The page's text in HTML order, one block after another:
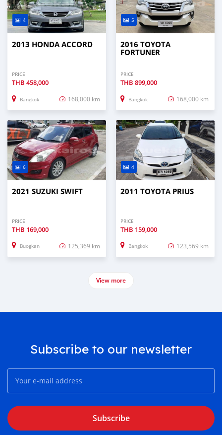
4
2013 HONDA ACCORD
PRICE
THB 458,000
Bangkok 168,000 km
5
2016 TOYOTA
FORTUNER
PRICE
THB 899,000
Bangkok 168,000 km
6
2021 SUZUKI SWIFT
PRICE
THB 169,000
Buogkan 125,369 km
4
2011 TOYOTA PRIUS
PRICE
THB 159,000
Bangkok 123,569 km
View more
Subscribe to our newsletter
Subscribe